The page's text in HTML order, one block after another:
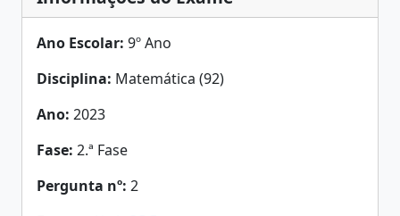
Ano Escolar: 9º Ano
Disciplina: Matemática (92)
Ano: 2023
Fase: 2.ª Fase
Pergunta nº: 2